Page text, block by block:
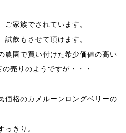
ご家族でされています。
試飲もさせて頂けます。
農園で買い付けた希少価値の高い
売りのようですが・・・
価格のカメルーンロングベリーの
っきり。